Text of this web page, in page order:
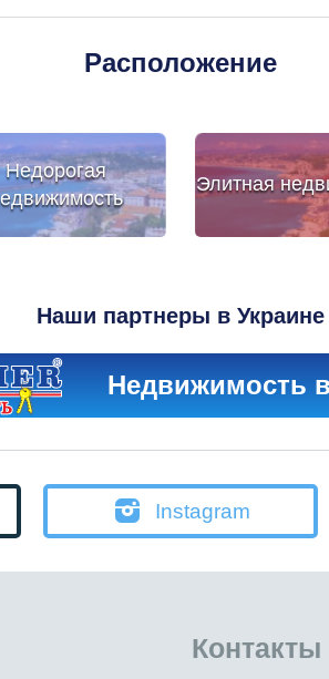
Расположение
Недорогая
Элитная
Наши партнеры в Украине
Недвижимость
Instagram
Контакты